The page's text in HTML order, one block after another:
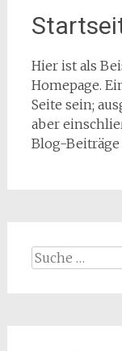
Hier ist als
Homepage.
Seite sein;
aber
Blog-Beiträge
Suche